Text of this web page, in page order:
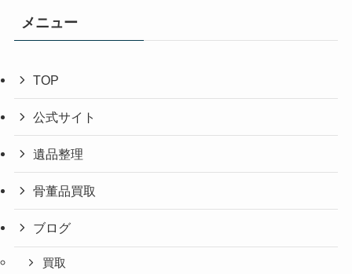
メニュー
TOP
公式サイト
遺品整理
骨董品買取
ブログ
買取